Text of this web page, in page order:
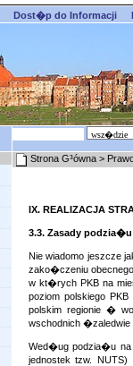
Dost�p do Informacji
Strona G³ówna >
IX. REALIZACJA
3.3. Zasady
Nie wiadomo jeszcze
zako�czeniu
w kt�rych PKB na
poziom polskiego
polskim regionie �
wschodnich
Wed�ug podzia�u na
jednostek tzw.